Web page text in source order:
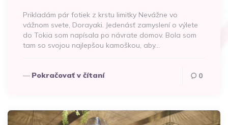
Prikladám pár fotiek z krstu limitky Nevážne vo
vážnom svete, Dorayaki. Jedenásť zamyslení o výlete
do Tokia som napísala po návrate domov. Bola som
tam so svojou najlepšou kamoškou, aby…
Pokračovať v čítaní 0